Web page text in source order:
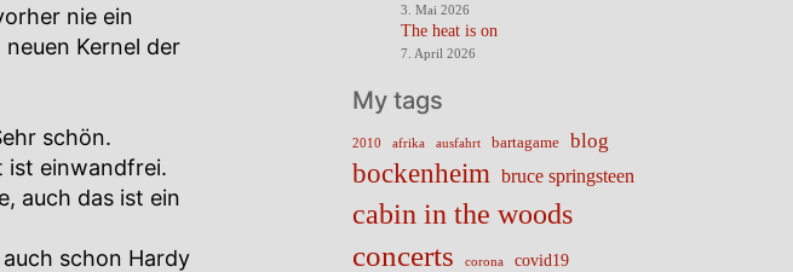
nie ein
Kernel der
schön.
ist einwandfrei.
auch das ist ein
schon Hardy
3. Mai 2026
The heat is on
7. April 2026
My tags
2010 afrika ausfahrt bartagame blog
bockenheim bruce springsteen
cabin in the woods
concerts
corona covid19